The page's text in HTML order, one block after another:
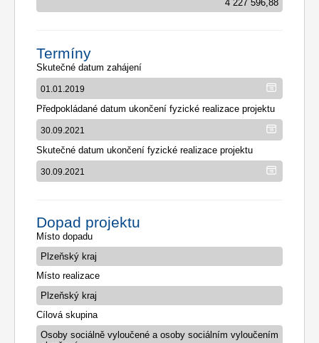
Termíny
Skutečné datum zahájení
Předpokládané datum ukončení fyzické realizace projektu
Skutečné datum ukončení fyzické realizace projektu
Dopad projektu
Místo dopadu
Místo realizace
Cílová skupina